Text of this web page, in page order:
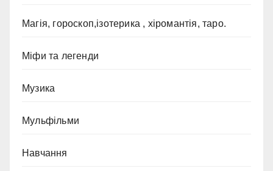
Магія, гороскоп,ізотерика , хіромантія, таро.
Міфи та легенди
Музика
Мульфільми
Навчання